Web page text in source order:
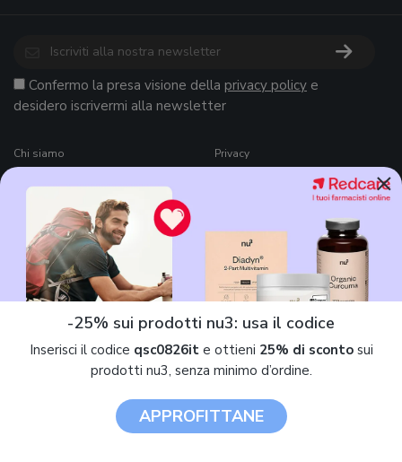
×
-25% sui prodotti nu3: usa il codice
Inserisci il codice qsc0826ite ottieni 25% di scontosui
prodotti nu3, senza minimo d’ordine.
APPROFITTANE
Confermo la presa visione della privacy policy e
desidero iscrivermi alla newsletter
Chi siamo
Per i brand
News
Osservatorio
Ricerca Prodotti
Privacy
Termini e condizioni di
QualeScegliere.it
Copyright e Disclaimer
Come funziona QualeScegliere.it